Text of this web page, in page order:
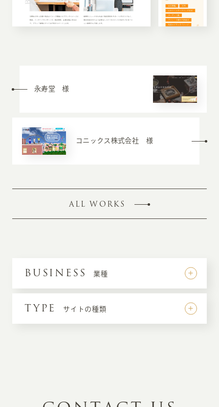
永寿堂 様
コニックス株式会社 様
ALL WORKS
BUSINESS 業種
TYPE サイトの種類